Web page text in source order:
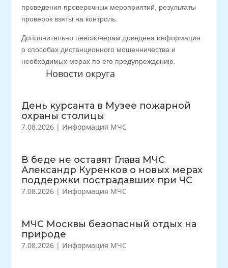
Новости округа
День курсанта в Музее пожарной
охраны столицы
7.08.2026 | Информация МЧС
В беде не оставят Глава МЧС
Александр Куренков о новых мерах
поддержки пострадавших при ЧС
7.08.2026 | Информация МЧС
МЧС Москвы безопасный отдых на
природе
7.08.2026 | Информация МЧС
проведения проверочных мероприятий, результаты
проверок взяты на контроль.
Дополнительно пенсионерам доведена информация
о способах дистанционного мошенничества и
необходимых мерах по его предупреждению.